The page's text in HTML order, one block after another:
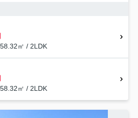
㎡ / 2LDK
㎡ / 2LDK